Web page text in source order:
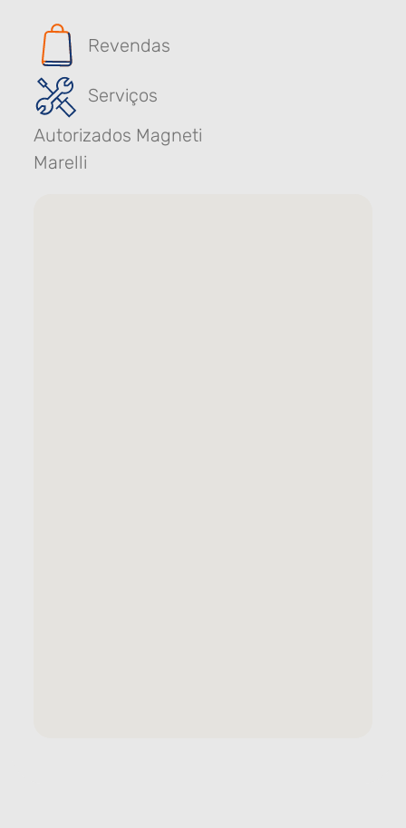
Revendas
Serviços
Autorizados Magneti
Marelli